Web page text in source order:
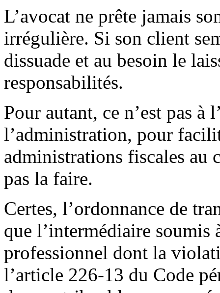
L’avocat ne prête jamais
irrégulière. Si son client
dissuade et au besoin le
responsabilités.
Pour autant, ce n’est pas à
l’administration, pour
administrations fiscales au
pas la faire.
Certes, l’ordonnance de
que l’intermédiaire soumis
professionnel dont la
l’article 226-13 du Code